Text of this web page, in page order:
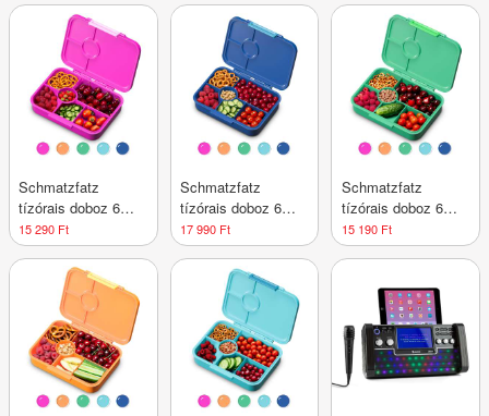
Schmatzfatz
tízórais doboz 6
rekesszel
15 290 Ft
Schmatzfatz
tízórais doboz 6
rekesszel
17 990 Ft
Schmatzfatz
tízórais doboz 6
rekesszel
15 190 Ft